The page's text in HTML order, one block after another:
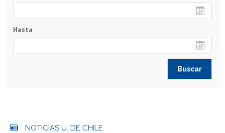
Hasta
NOTICIAS U. DE CHILE